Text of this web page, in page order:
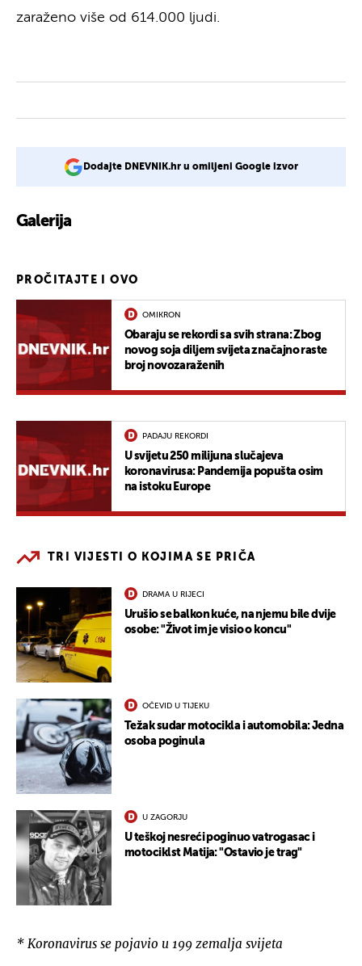
zaraženo više od 614.000 ljudi.
Dodajte DNEVNIK.hr u omiljeni Google izvor
Galerija
PROČITAJTE I OVO
OMIKRON
Obaraju se rekordi sa svih strana: Zbog
novog soja diljem svijeta značajno raste
broj novozaraženih
PADAJU REKORDI
U svijetu 250 milijuna slučajeva
koronavirusa: Pandemija popušta osim
na istoku Europe
TRI VIJESTI O KOJIMA SE PRIČA
DRAMA U RIJECI
Urušio se balkon kuće, na njemu bile dvije
osobe: "Život im je visio o koncu"
OČEVID U TIJEKU
Težak sudar motocikla i automobila: Jedna
osoba poginula
U ZAGORJU
U teškoj nesreći poginuo vatrogasac i
motociklst Matija: "Ostavio je trag"
* Koronavirus se pojavio u 199 zemalja svijeta